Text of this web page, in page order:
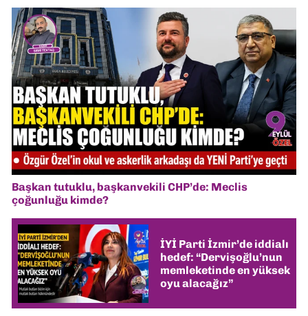
Başkan tutuklu, başkanvekili CHP’de: Meclis
çoğunluğu kimde?
İYİ Parti İzmir’de iddialı
hedef: “Dervişoğlu’nun
memleketinde en yüksek
oyu alacağız”